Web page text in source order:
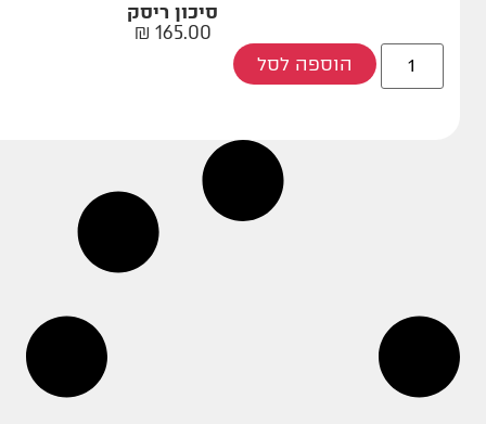
סיכון ריסק
165.00
₪
הוספה לסל